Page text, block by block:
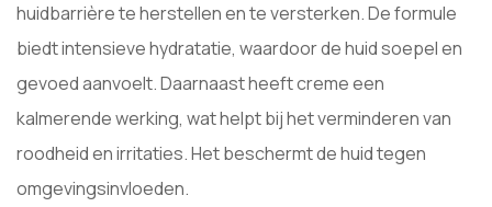
huidbarrière te herstellen en te versterken. De formule
biedt intensieve hydratatie, waardoor de huid soepel en
gevoed aanvoelt. Daarnaast heeft creme een
kalmerende werking, wat helpt bij het verminderen van
roodheid en irritaties. Het beschermt de huid tegen
omgevingsinvloeden.